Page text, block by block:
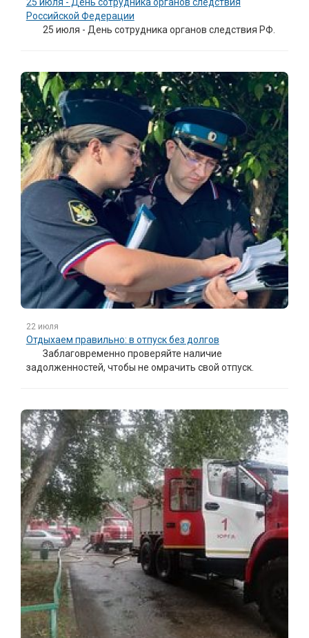
25 июля - День сотрудника органов следствия
Российской Федерации
25 июля - День сотрудника органов следствия РФ.
22 июля
Отдыхаем правильно: в отпуск без долгов
Заблаговременно проверяйте наличие
задолженностей, чтобы не омрачить свой отпуск.